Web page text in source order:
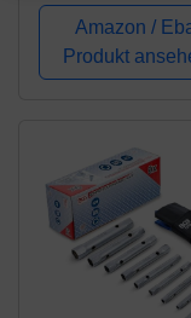
Amazon /
Produkt